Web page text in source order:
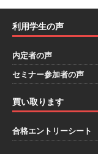
利用学生の声
内定者の声
セミナー参加者の声
買い取ります
合格エントリーシート